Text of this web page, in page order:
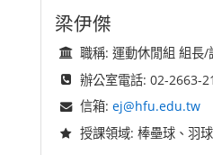
梁伊傑
職稱: 運動休閒組 組長/
辦公室電話: 02-2663-
信箱: ej@hfu.edu.tw
授課領域: 棒壘球、羽